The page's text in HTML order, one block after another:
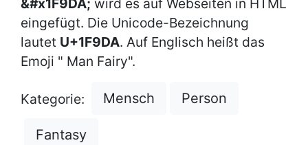
&#x1F9DA; wird es auf Webseiten in HTML
eingefügt. Die Unicode-Bezeichnung
lautet U+1F9DA. Auf Englisch heißt das
Emoji " Man Fairy".
Kategorie: Mensch Person
Fantasy